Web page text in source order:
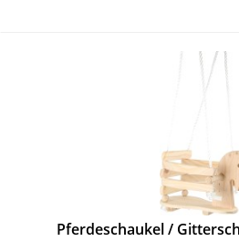
Pferdeschaukel /